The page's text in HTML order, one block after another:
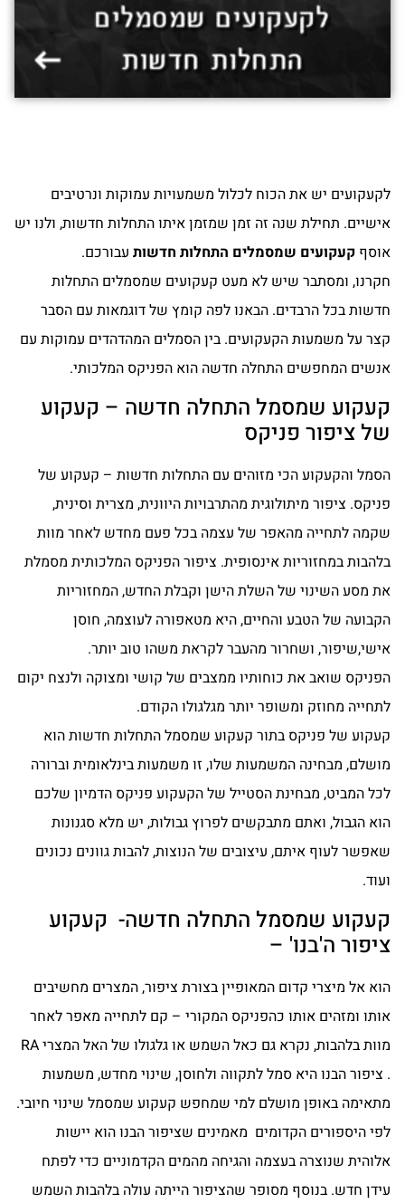
לקעקועים יש את הכוח לכלול משמעויות עמוקות ונרטיבים
אישיים. תחילת שנה זה זמן שמזמן איתו התחלות חדשות, ולנו יש
אוסףקעקועים שמסמלים התחלות חדשותעבורכם.
חקרנו, ומסתבר שיש לא מעט קעקועים שמסמלים התחלות
חדשות בכל הרבדים. הבאנו לפה קומץ של דוגמאות עם הסבר
קצר על משמעות הקעקועים. בין הסמלים המהדהדים עמוקות עם
אנשים המחפשים התחלה חדשה הוא הפניקס המלכותי.
קעקוע שמסמל התחלה חדשה – קעקוע
של ציפור פניקס
הסמל והקעקוע הכי מזוהים עם התחלות חדשות – קעקוע של
פניקס. ציפור מיתולוגית מהתרבויות היוונית, מצרית וסינית,
שקמה לתחייה מהאפר של עצמה בכל פעם מחדש לאחר מוות
בלהבות במחזוריות אינסופית. ציפור הפניקס המלכותית מסמלת
את מסע השינוי של השלת הישן וקבלת החדש, המחזוריות
הקבועה של הטבע והחיים, היא מטאפורה לעוצמה, חוסן
אישי,שיפור, ושחרור מהעבר לקראת משהו טוב יותר.
הפניקס שואב את כוחותיו ממצבים של קושי ומצוקה ולנצח יקום
לתחייה מחוזק ומשופר יותר מגלגולו הקודם.
קעקוע של פניקס בתור קעקוע שמסמל התחלות חדשות הוא
מושלם, מבחינה המשמעות שלו, זו משמעות בינלאומית וברורה
לכל המביט, מבחינת הסטייל של הקעקוע פניקס הדמיון שלכם
הוא הגבול, ואתם מתבקשים לפרוץ גבולות, יש מלא סגנונות
שאפשר לעוף איתם, עיצובים של הנוצות, להבות גוונים נכונים
ועוד.
קעקוע שמסמל התחלה חדשה- קעקוע
ציפור ה'בנו' –
הוא אל מיצרי קדום המאופיין בצורת ציפור, המצרים מחשיבים
אותו ומזהים אותו כהפניקס המקורי – קם לתחייה מאפר לאחר
מוות בלהבות, נקרא גם כאל השמש או גלגולו של האל המצרי RA
. ציפור הבנו היא סמל לתקווה ולחוסן, שינוי מחדש, משמעות
מתאימה באופן מושלם למי שמחפש קעקוע שמסמל שינוי חיובי.
לפי היספורים הקדומים מאמינים שציפור הבנו הוא יישות
אלוהית שנוצרה בעצמה והגיחה מהמים הקדמוניים כדי לפתח
עידן חדש. בנוסף מסופר שהציפור הייתה עולה בלהבות השמש